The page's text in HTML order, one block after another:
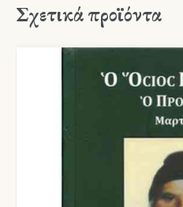
Σχετικά προϊόντα